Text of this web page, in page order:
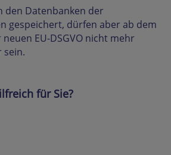
den Datenbanken der
gespeichert, dürfen aber ab dem
EU-DSGVO nicht mehr
sein.
für Sie?